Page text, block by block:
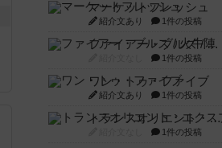
マーケットフレッシュ
紹介文あり 1件の投稿
ファイアー・ブルズ / 火牛陣
1件の投稿
ワン・トゥ・ファイブ
紹介文あり 1件の投稿
トランスオリエント・エクスプレス
1件の投稿